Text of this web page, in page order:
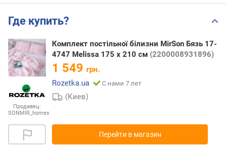
Где купить?
Продавец:
SONMIR_homes
Комплект постільної білизни MirSon Бязь 17-
4747 Melissa 175 x 210 см (2200008931896)
1 549 грн.
Rozetka.ua
С нами 7 лет
(Киев)
Перейти в магазин